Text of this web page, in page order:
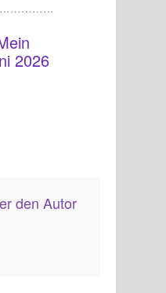
2026
den Autor